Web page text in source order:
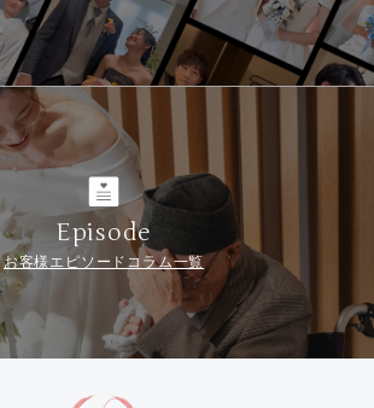
Episode
お客様エピソードコラム一覧